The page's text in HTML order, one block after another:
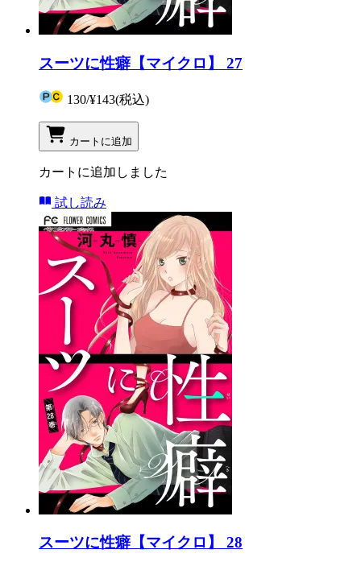
スーツに性癖【マイクロ】 27
130/¥143(税込)
カートに追加
カートに追加しました
試し読み
スーツに性癖【マイクロ】 28